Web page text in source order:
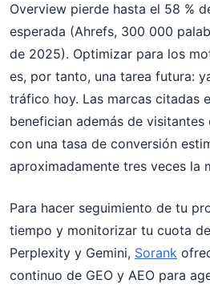
Overview pierde hasta el 58 %
esperada (Ahrefs, 300 000
de 2025). Optimizar para los
es, por tanto, una tarea futura:
tráfico hoy. Las marcas citadas
benefician además de
con una tasa de conversión
aproximadamente tres veces la
Para hacer seguimiento de tu
tiempo y monitorizar tu cuota
Perplexity y Gemini, Sorank
continuo de GEO y AEO para